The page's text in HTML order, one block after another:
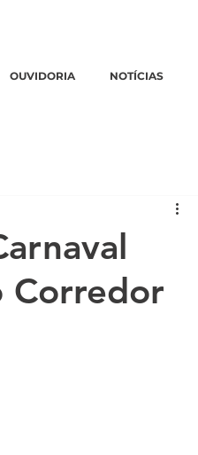
OUVIDORIA NOTÍCIAS
Corredor